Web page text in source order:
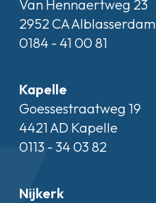
Van Hennaertweg 23
2952 CA Alblasserdam
0184 - 41 00 81
Kapelle
Goessestraatweg 19
4421 AD Kapelle
0113 - 34 03 82
Nijkerk